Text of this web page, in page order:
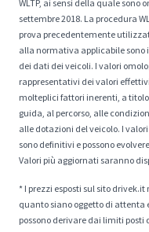
WLTP, ai sensi della quale sono
settembre 2018. La procedura
prova precedentemente
alla normativa applicabile
dei dati dei veicoli. I valori
rappresentativi dei valori
molteplici fattori inerenti, a
guida, al percorso, alle
alle dotazioni del veicolo. I
sono definitivi e possono
Valori più aggiornati saranno
* I prezzi esposti sul sito
quanto siano oggetto di attenta
possono derivare dai limiti